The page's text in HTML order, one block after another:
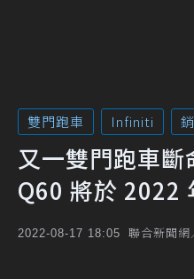
雙門跑車 Infiniti
又一雙門跑車
Q60 將於 2022
2022-08-17 18:05 聯合新聞